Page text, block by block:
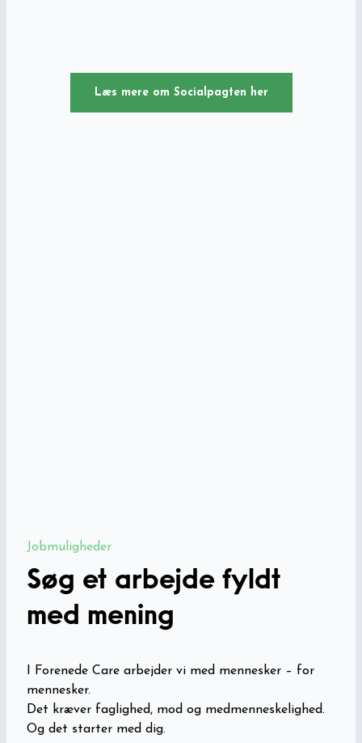
Læs mere om Socialpagten her
Jobmuligheder
Søg et arbejde fyldt
med mening
I Forenede Care arbejder vi med mennesker – for
mennesker.
Det kræver faglighed, mod og medmenneskelighed.
Og det starter med dig.